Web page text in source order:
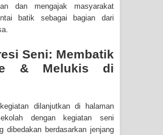
dan mengajak masyarakat
batik sebagai bagian dari
Seni: Membatik
& Melukis di
dilanjutkan di halaman
dengan kegiatan seni
dibedakan berdasarkan jenjang